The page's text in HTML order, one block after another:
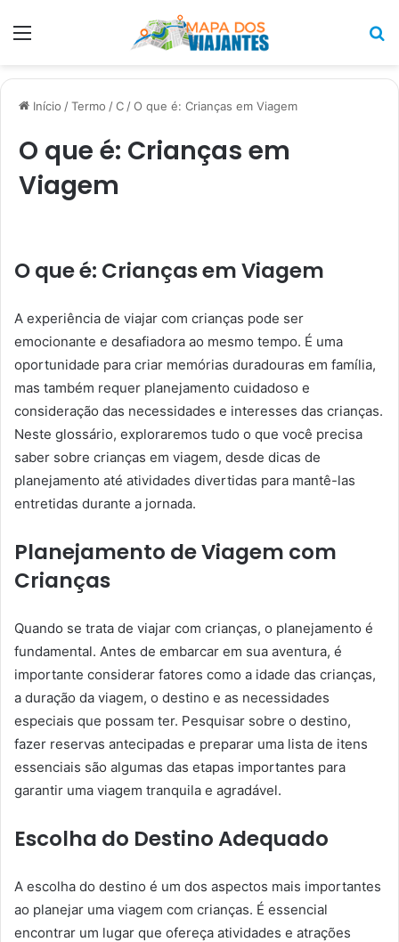
Menu
Início /Termo /C /O que é: Crianças em Viagem
O que é: Crianças em
Viagem
O que é: Crianças em Viagem
A experiência de viajar com crianças pode ser
emocionante e desafiadora ao mesmo tempo. É uma
oportunidade para criar memórias duradouras em família,
mas também requer planejamento cuidadoso e
consideração das necessidades e interesses das crianças.
Neste glossário, exploraremos tudo o que você precisa
saber sobre crianças em viagem, desde dicas de
planejamento até atividades divertidas para mantê-las
entretidas durante a jornada.
Planejamento de Viagem com
Crianças
Quando se trata de viajar com crianças, o planejamento é
fundamental. Antes de embarcar em sua aventura, é
importante considerar fatores como a idade das crianças,
a duração da viagem, o destino e as necessidades
especiais que possam ter. Pesquisar sobre o destino,
fazer reservas antecipadas e preparar uma lista de itens
essenciais são algumas das etapas importantes para
garantir uma viagem tranquila e agradável.
Escolha do Destino Adequado
A escolha do destino é um dos aspectos mais importantes
ao planejar uma viagem com crianças. É essencial
encontrar um lugar que ofereça atividades e atrações